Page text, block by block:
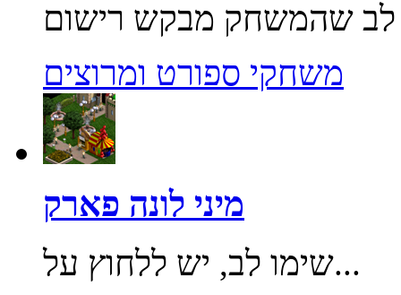
משחקי ספורט ומרוצים
מיני לונה פארק
שימו לב, יש ללחוץ על...